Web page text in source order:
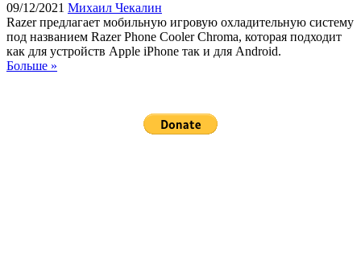
09/12/2021 Михаил Чекалин
Razer предлагает мобильную игровую охладительную систему
под названием Razer Phone Cooler Chroma, которая подходит
как для устройств Apple iPhone так и для Android.
Больше »